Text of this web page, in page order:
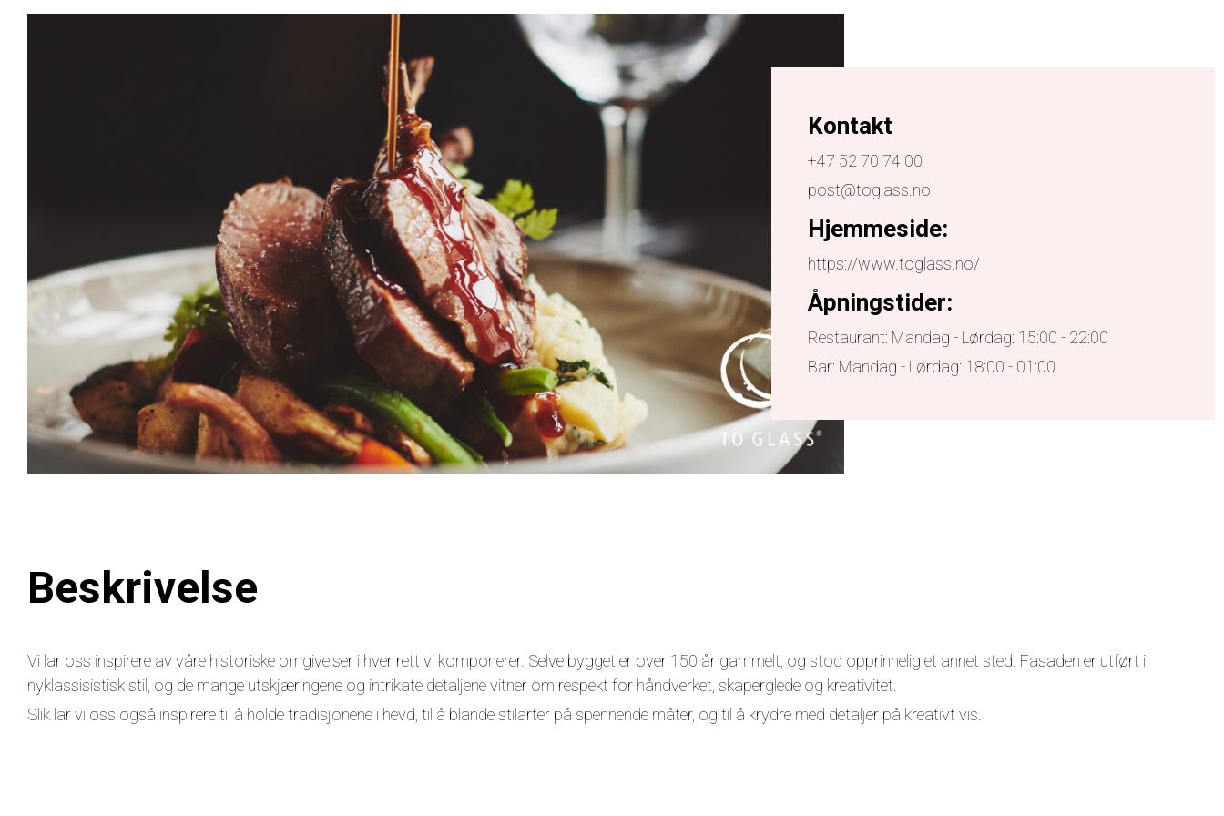
Kontakt
+47 52 70 74 00
post@toglass.no
Hjemmeside:
https://www.toglass.no/
Åpningstider:
Restaurant: Mandag - Lørdag: 15:00 - 22:00
Bar: Mandag - Lørdag: 18:00 - 01:00
Beskrivelse
Vi lar oss inspirere av våre historiske omgivelser i hver rett vi komponerer. Selve bygget er over 150 år gammelt, og stod opprinnelig et annet sted. Fasaden er utført i
nyklassisistisk stil, og de mange utskjæringene og intrikate detaljene vitner om respekt for håndverket, skaperglede og kreativitet.
Slik lar vi oss også inspirere til å holde tradisjonene i hevd, til å blande stilarter på spennende måter, og til å krydre med detaljer på kreativt vis.